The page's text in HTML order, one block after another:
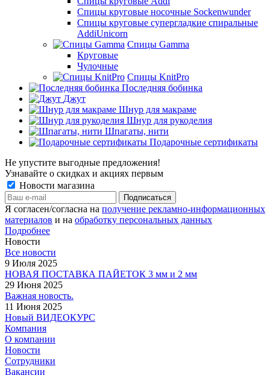
Спицы круговые носочные Sockenwunder
Спицы круговые супергладкие спиральные
AddiUnicorn
Спицы Gamma
Круговые
Чулочные
Спицы KnitPro
Последняя бобинка
Джут
Шнур для макраме
Шнур для рукоделия
Шпагаты, нити
Подарочные сертификаты
Не упустите выгодные предложения!
Узнавайте о скидках и акциях первым
Новости магазина
Я согласен/согласна на получение рекламно-информационных
материалов и на обработку персональных данных
Подробнее
Новости
Все новости
9 Июля 2025
НОВАЯ ПОСТАВКА ПАЙЕТОК 3 мм и 2 мм
29 Июня 2025
Важная новость.
11 Июня 2025
Новый ВИДЕОКУРС
Компания
О компании
Новости
Сотрудники
Вакансии